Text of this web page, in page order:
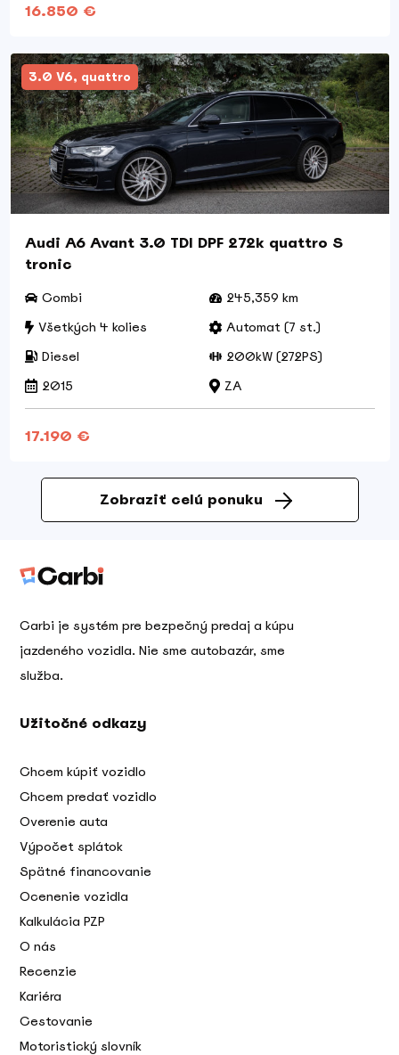
16.850 €
3.0 V6, quattro
Audi A6 Avant 3.0 TDI DPF 272k quattro S
tronic
Combi
245,359 km
Všetkých 4 kolies
Automat (7 st.)
Diesel
200kW (272PS)
2015
ZA
17.190 €
Zobraziť celú ponuku
Carbi je systém pre bezpečný predaj a kúpu
jazdeného vozidla. Nie sme autobazár, sme
služba.
Užitočné odkazy
Chcem kúpiť vozidlo
Chcem predať vozidlo
Overenie auta
Výpočet splátok
Spätné financovanie
Ocenenie vozidla
Kalkulácia PZP
O nás
Recenzie
Kariéra
Cestovanie
Motoristický slovník